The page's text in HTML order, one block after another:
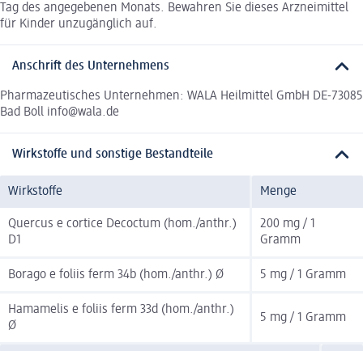
Tag des angegebenen Monats. Bewahren Sie dieses Arzneimittel
für Kinder unzugänglich auf.
Anschrift des Unternehmens
Pharmazeutisches Unternehmen: WALA Heilmittel GmbH DE-73085
Bad Boll info@wala.de
Wirkstoffe und sonstige Bestandteile
Wirkstoffe Menge
Quercus e cortice Decoctum (hom./anthr.)
D1
200 mg / 1
Gramm
Borago e foliis ferm 34b (hom./anthr.) Ø 5 mg / 1 Gramm
Hamamelis e foliis ferm 33d (hom./anthr.)
Ø
5 mg / 1 Gramm